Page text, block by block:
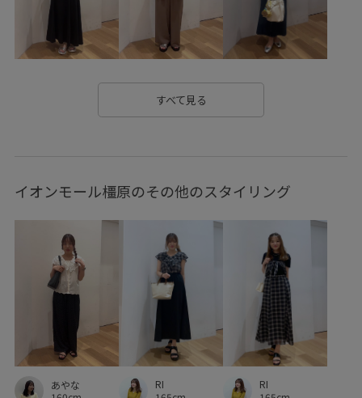
コーディネートのアクセント ゴージャス シアー
シャツ ショルダーバッグ ジャケット スウェット
スッキリ ストラップ
チェーン チョコレート デイリーで活躍
ハンドバッグ バランスが良い ビジュー ビスチェ
ピンタック フィット感 フェミニン フリーサイズ
フロントボタン リップクリーム レイヤードスタイル
ワイドシルエット 主役アイテム 動きやすい
合わせやすい 大人っぽい 大人カジュアル
大人可愛い 幅広 快適 抜け感 着回しやすい
秋冬 立体感 財布 長財布
すべて見る
イオンモール橿原のその他のスタイリング
あやな
RI
RI